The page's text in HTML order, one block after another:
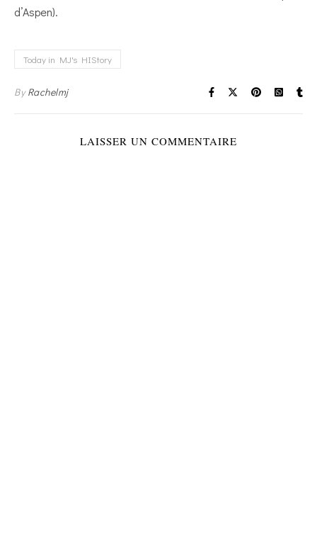
d’Aspen).
Today in MJ's HIStory
ByRachelmj
LAISSER UN COMMENTAIRE